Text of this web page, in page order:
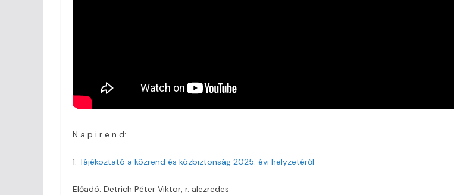
N a p i r e n d:
1. Tájékoztató a közrend és közbiztonság 2025. évi helyzetéről
Előadó: Detrich Péter Viktor, r. alezredes